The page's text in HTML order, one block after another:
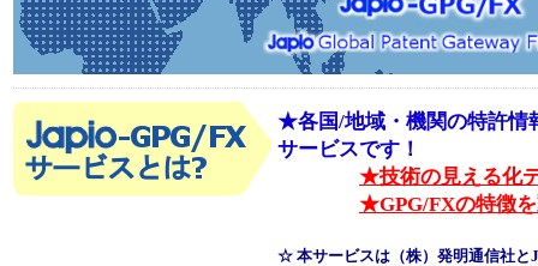
★各国/地域・機関の特許情
サービスです！
★技術の見える化
★GPG/FXの特徴
☆ 本サービスは（株）発明通信社と